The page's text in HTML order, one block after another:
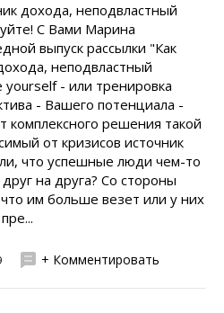
дохода, неподвластный
C Вами Марина
выпуск рассылки "Как
неподвластный
yourself - или тренировка
- Вашего потенциала -
комплексного решения такой
от кризисов источник
что успешные люди чем-то
на друга? Со стороны
им больше везет или у них
+ Комментировать